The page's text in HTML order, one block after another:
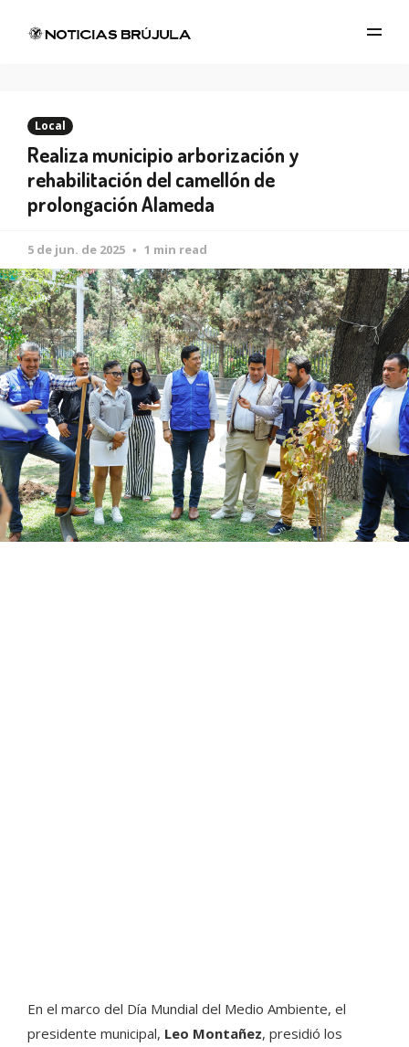
Local
Realiza municipio arborización y
rehabilitación del camellón de
prolongación Alameda
5 de jun. de 2025 1 min read
En el marco del Día Mundial del Medio Ambiente, el
presidente municipal, Leo Montañez, presidió los